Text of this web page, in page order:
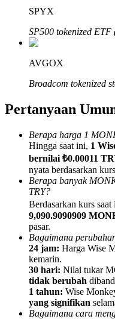
Referensi
Undang teman untuk
BTC Welcome Rewards
BTC Welcome
SPYX
SP500 tokenized ETF
AVGOX
Broadcom tokenized
Pertanyaan
Berapa harga 1
Hingga saat ini, 1
bernilai ₺0.00011
nyata berdasarkan
Berapa banyak
TRY?
Berdasarkan kurs saat
9,090.9090909
pasar.
Bagaimana
24 jam: Harga Wise
kemarin.
30 hari: Nilai tukar
tidak berubah
1 tahun: Wise
yang signifikan
Bagaimana cara